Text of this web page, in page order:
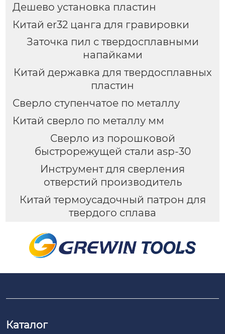
Дешево установка пластин
Китай er32 цанга для гравировки
Заточка пил с твердосплавными
напайками
Китай державка для твердосплавных
пластин
Сверло ступенчатое по металлу
Китай сверло по металлу мм
Сверло из порошковой
быстрорежущей стали asp-30
Инструмент для сверления
отверстий производитель
Китай термоусадочный патрон для
твердого сплава
Каталог